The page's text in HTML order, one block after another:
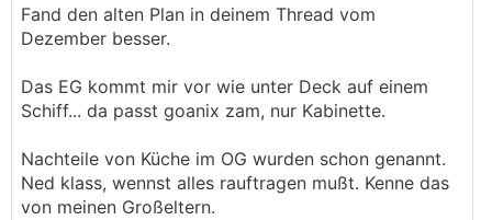
Fand den alten Plan in deinem Thread vom
Dezember besser.
Das EG kommt mir vor wie unter Deck auf einem
Schiff... da passt goanix zam, nur Kabinette.
Nachteile von Küche im OG wurden schon genannt.
Ned klass, wennst alles rauftragen mußt. Kenne das
von meinen Großeltern.